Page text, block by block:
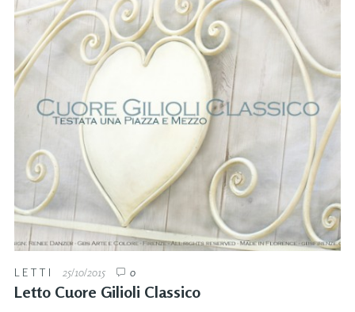
LETTI 25/10/2015 0
Letto Cuore Gilioli Classico